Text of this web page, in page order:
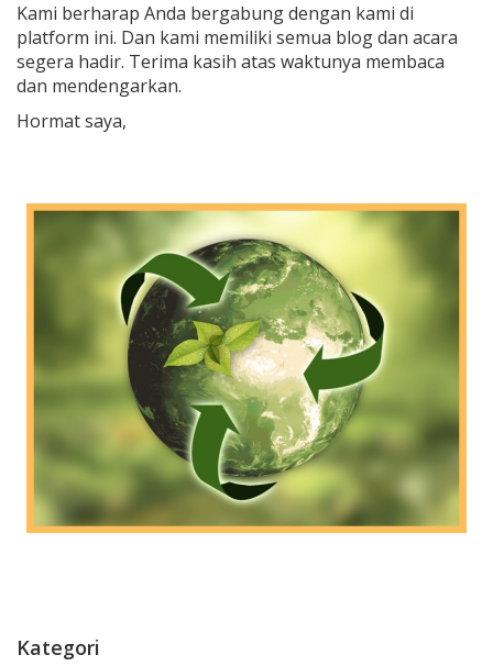
Kami berharap Anda bergabung dengan kami di
platform ini. Dan kami memiliki semua blog dan acara
segera hadir. Terima kasih atas waktunya membaca
dan mendengarkan.
Hormat saya,
Kategori